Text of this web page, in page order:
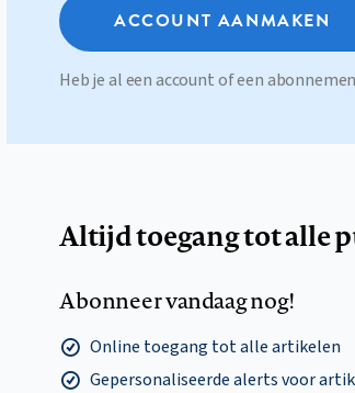
ACCOUNT AANMAKEN
Heb je al een account of een
Altijd toegang tot alle
Abonneer vandaag nog!
Online toegang tot alle artikelen
Gepersonaliseerde alerts voor